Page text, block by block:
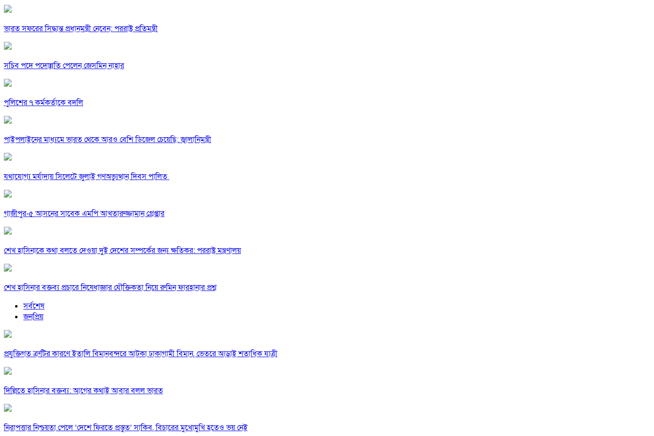
ভারত সফরের সিদ্ধান্ত প্রধানমন্ত্রী নেবেন: পররাষ্ট্র প্রতিমন্ত্রী
সচিব পদে পদোন্নতি পেলেন জেসমিন নাহার
পুলিশের ৭ কর্মকর্তাকে বদলি
পাইপলাইনের মাধ্যমে ভারত থেকে আরও বেশি ডিজেল চেয়েছি: জ্বালানিমন্ত্রী
যথাযোগ্য মর্যাদায় সিলেটে জুলাই গণঅভ্যুত্থান দিবস পালিত
গাজীপুর-৫ আসনের সাবেক এমপি আখতারুজ্জামান গ্রেপ্তার
শেখ হাসিনাকে কথা বলতে দেওয়া দুই দেশের সম্পর্কের জন্য ক্ষতিকর: পররাষ্ট্র মন্ত্রণালয়
শেখ হাসিনার বক্তব্য প্রচারে নিষেধাজ্ঞার যৌক্তিকতা নিয়ে রুমিন ফারহানার প্রশ্ন
সর্বশেষ
জনপ্রিয়
প্রযুক্তিগত ত্রুটির কারণে ইতালি বিমানবন্দরে আটকা ঢাকাগামী বিমান, ভেতরে আড়াই শতাধিক যাত্রী
দিল্লিতে হাসিনার বক্তব্য: আগের কথাই আবার বলল ভারত
নিরাপত্তার নিশ্চয়তা পেলে ‘দেশে ফিরতে প্রস্তুত’ সাকিব, বিচারের মুখোমুখি হতেও ভয় নেই